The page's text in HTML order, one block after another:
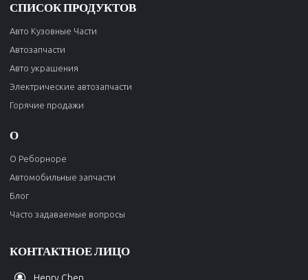
СПИСОК ПРОДУКТОВ
Авто Кузовные Части
Автозапчасти
Авто украшения
Электрические автозапчасти
Горячие продажи
О
О Реборноре
Автомобильные запчасти
Блог
Часто задаваемые вопросы
КОНТАКТНОЕ ЛИЦО